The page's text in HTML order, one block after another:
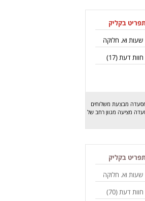
בקליק
שעות וא. חלוקה
חוות דעת (17
)
12 תל אביב, המסעדה מבצעת משלוחים
מציעה מגוון רחב של
לכם לחוויה
תפריט בקליק
שעות וא. חלוקה
חוות דעת (70
)